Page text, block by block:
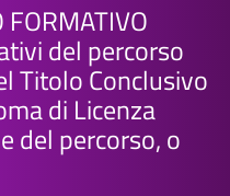
FORMATIVO
del percorso
Titolo Conclusivo
di Licenza
del percorso, o